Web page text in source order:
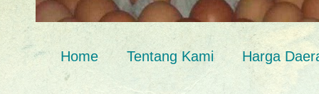
Home Tentang Kami Harga